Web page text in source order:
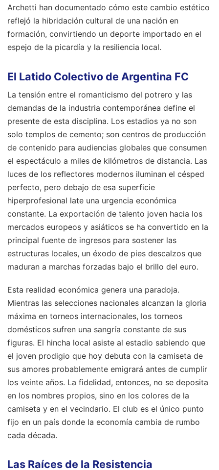
Archetti han documentado cómo este cambio estético
reflejó la hibridación cultural de una nación en
formación, convirtiendo un deporte importado en el
espejo de la picardía y la resiliencia local.
El Latido Colectivo de Argentina FC
La tensión entre el romanticismo del potrero y las
demandas de la industria contemporánea define el
presente de esta disciplina. Los estadios ya no son
solo templos de cemento; son centros de producción
de contenido para audiencias globales que consumen
el espectáculo a miles de kilómetros de distancia. Las
luces de los reflectores modernos iluminan el césped
perfecto, pero debajo de esa superficie
hiperprofesional late una urgencia económica
constante. La exportación de talento joven hacia los
mercados europeos y asiáticos se ha convertido en la
principal fuente de ingresos para sostener las
estructuras locales, un éxodo de pies descalzos que
maduran a marchas forzadas bajo el brillo del euro.
Esta realidad económica genera una paradoja.
Mientras las selecciones nacionales alcanzan la gloria
máxima en torneos internacionales, los torneos
domésticos sufren una sangría constante de sus
figuras. El hincha local asiste al estadio sabiendo que
el joven prodigio que hoy debuta con la camiseta de
sus amores probablemente emigrará antes de cumplir
los veinte años. La fidelidad, entonces, no se deposita
en los nombres propios, sino en los colores de la
camiseta y en el vecindario. El club es el único punto
fijo en un país donde la economía cambia de rumbo
cada década.
Las Raíces de la Resistencia